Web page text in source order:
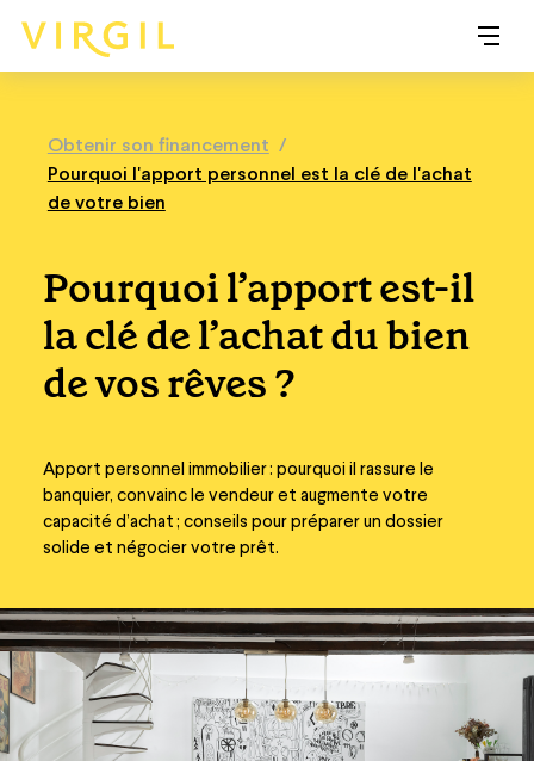
Obtenir son financement /
Pourquoi l'apport personnel est la clé de l'achat
de votre bien
Pourquoi l’apport est-il
la clé de l’achat du bien
de vos rêves ?
Apport personnel immobilier : pourquoi il rassure le
banquier, convainc le vendeur et augmente votre
capacité d’achat ; conseils pour préparer un dossier
solide et négocier votre prêt.